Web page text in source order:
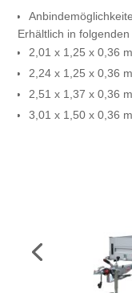
Erhältlich in
2,01 x 1,25 x 0,36
2,24 x 1,25 x 0,36
2,51 x 1,37 x 0,36
3,01 x 1,50 x 0,36